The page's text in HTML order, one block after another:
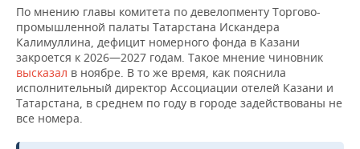
По мнению главы комитета по девелопменту Торгово-
промышленной палаты Татарстана Искандера
Калимуллина, дефицит номерного фонда в Казани
закроется к 2026—2027 годам. Такое мнение чиновник
высказал в ноябре. В то же время, как пояснила
исполнительный директор Ассоциации отелей Казани и
Татарстана, в среднем по году в городе задействованы не
все номера.